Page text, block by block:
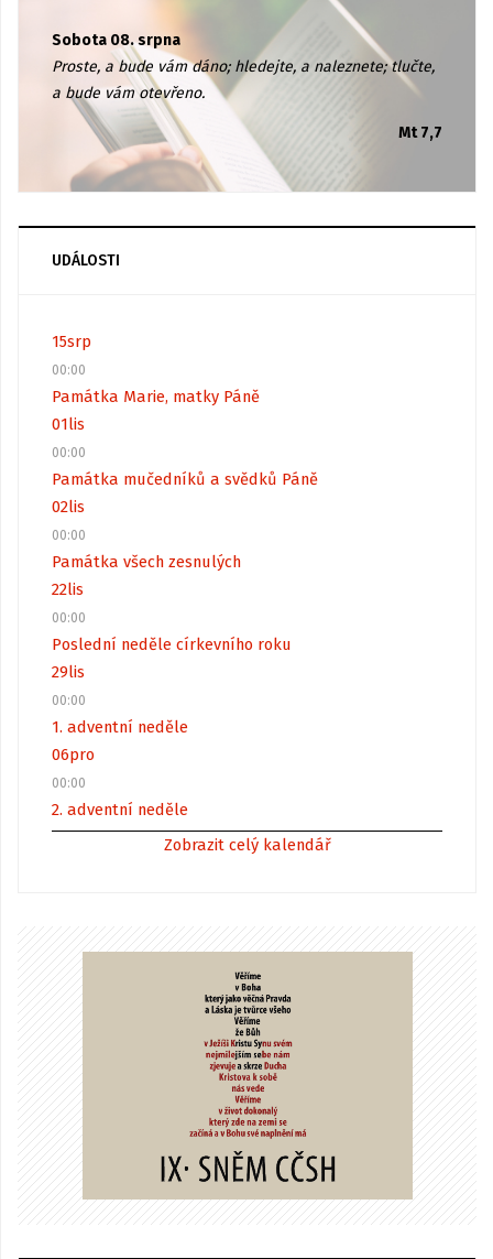
Sobota 08. srpna
Proste, a bude vám dáno; hledejte, a naleznete; tlučte,
a bude vám otevřeno.
Mt 7,7
UDÁLOSTI
15srp
00:00
Památka Marie, matky Páně
01lis
00:00
Památka mučedníků a svědků Páně
02lis
00:00
Památka všech zesnulých
22lis
00:00
Poslední neděle církevního roku
29lis
00:00
1. adventní neděle
06pro
00:00
2. adventní neděle
Zobrazit celý kalendář